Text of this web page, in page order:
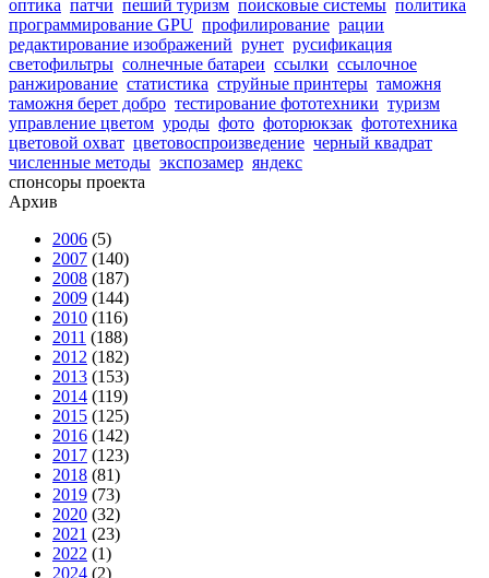
оптика патчи пеший туризм поисковые системы политика
программирование GPU профилирование рации
редактирование изображений рунет русификация
светофильтры солнечные батареи ссылки ссылочное
ранжирование статистика струйные принтеры таможня
таможня берет добро тестирование фототехники туризм
управление цветом уроды фото фоторюкзак фототехника
цветовой охват цветовоспроизведение черный квадрат
численные методы экспозамер яндекс
спонсоры проекта
Архив
2006 (5)
2007 (140)
2008 (187)
2009 (144)
2010 (116)
2011 (188)
2012 (182)
2013 (153)
2014 (119)
2015 (125)
2016 (142)
2017 (123)
2018 (81)
2019 (73)
2020 (32)
2021 (23)
2022 (1)
2024 (2)